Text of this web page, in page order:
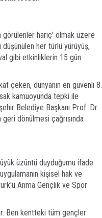
görülenler hariç’ olmak üzere
düşünülen her türlü yürüyüş,
gibi etkinliklerin 15 gün
çeken, dünyanın en güvenli 8.
kamuoyunda tepki ile
Belediye Başkanı Prof. Dr.
dönülmesi çağrısında
üzüntü duyduğumu ifade
kişisel hak ve
Anma Gençlik ve Spor
Ben kentteki tüm gençler